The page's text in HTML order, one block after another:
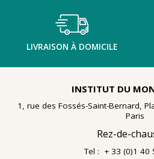
LIVRAISON À DOMICILE
INSTITUT DU
1, rue des Fossés-Saint-Bernard,
Paris
Rez-de-
Tel : + 33 (0)1 40